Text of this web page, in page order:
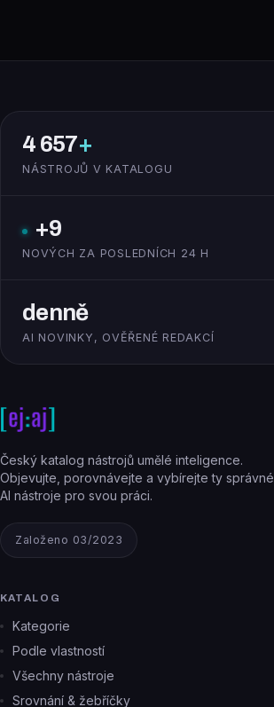
4 657+
NÁSTROJŮ V KATALOGU
+9
NOVÝCH ZA POSLEDNÍCH 24 H
denně
AI NOVINKY, OVĚŘENÉ REDAKCÍ
Český katalog nástrojů umělé inteligence.
Objevujte, porovnávejte a vybírejte ty správné
AI nástroje pro svou práci.
Založeno 03/2023
KATALOG
Kategorie
Podle vlastností
Všechny nástroje
Srovnání & žebříčky